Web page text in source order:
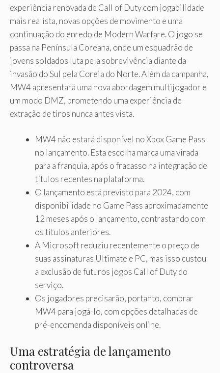
experiência renovada de Call of Duty com jogabilidade
mais realista, novas opções de movimento e uma
continuação do enredo de Modern Warfare. O jogo se
passa na Península Coreana, onde um esquadrão de
jovens soldados luta pela sobrevivência diante da
invasão do Sul pela Coreia do Norte. Além da campanha,
MW4 apresentará uma nova abordagem multijogador e
um modo DMZ, prometendo uma experiência de
extração de tiros nunca antes vista.
MW4 não estará disponível no Xbox Game Pass
no lançamento. Esta escolha marca uma virada
para a franquia, após o fracasso na integração de
títulos recentes na plataforma.
O lançamento está previsto para 2024, com
disponibilidade no Game Pass aproximadamente
12 meses após o lançamento, contrastando com
os títulos anteriores.
A Microsoft reduziu recentemente o preço de
suas assinaturas Ultimate e PC, mas isso custou
a exclusão de futuros jogos Call of Duty do
serviço.
Os jogadores precisarão, portanto, comprar
MW4 para jogá-lo, com opções detalhadas de
pré-encomenda disponíveis online.
Uma estratégia de lançamento
controversa